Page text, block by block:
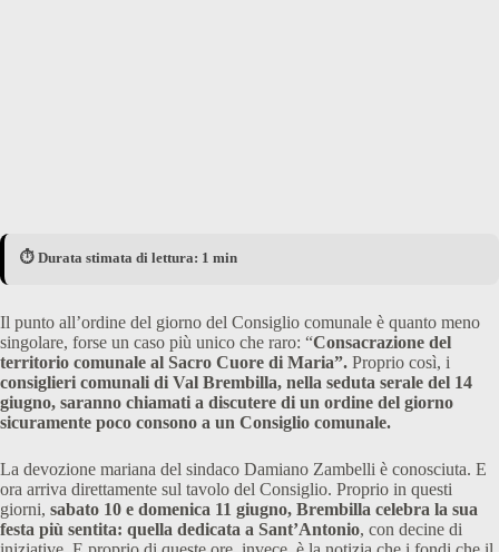
⏱️ Durata stimata di lettura: 1 min
Il punto all’ordine del giorno del Consiglio comunale è quanto meno
singolare, forse un caso più unico che raro: “Consacrazione del
territorio comunale al Sacro Cuore di Maria”. Proprio così, i
consiglieri comunali di Val Brembilla, nella seduta serale del 14
giugno, saranno chiamati a discutere di un ordine del giorno
sicuramente poco consono a un Consiglio comunale.
La devozione mariana del sindaco Damiano Zambelli è conosciuta. E
ora arriva direttamente sul tavolo del Consiglio. Proprio in questi
giorni, sabato 10 e domenica 11 giugno, Brembilla celebra la sua
festa più sentita: quella dedicata a Sant’Antonio, con decine di